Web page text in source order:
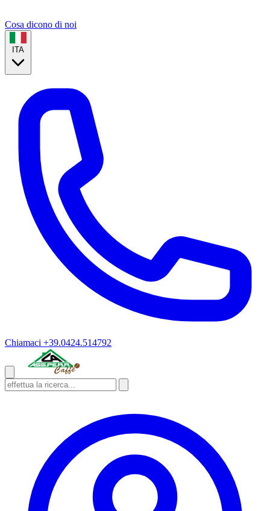
Cosa dicono di noi
ITA
Chiamaci +39.0424.514792